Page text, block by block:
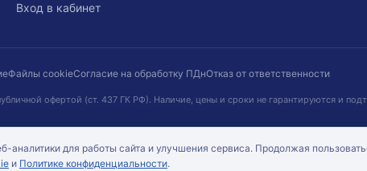
Вход в кабинет
Файлы cookieСогласие на обработку ПДнОтказ от ответственности
офертой (ст. 437 ГК РФ). Наличие, цены и сроки не гарантируются и
для работы сайта и улучшения сервиса. Продолжая
и Политике конфиденциальности.